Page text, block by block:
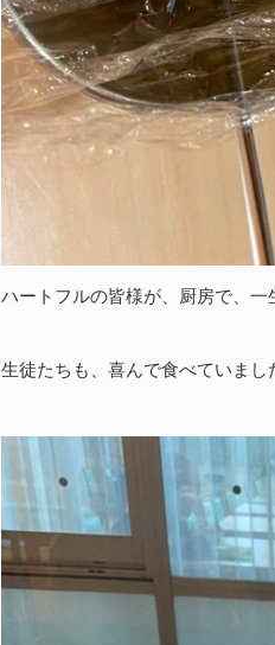
ハートフルの皆様が、厨房で、一
生徒たちも、喜んで食べていまし